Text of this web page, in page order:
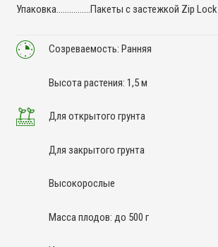
Упаковка…………….Пакеты с застежкой Zip Lock
Созреваемость: Ранняя
Высота растения: 1,5 м
Для открытого грунта
Для закрытого грунта
Высокорослые
Масса плодов: до 500 г